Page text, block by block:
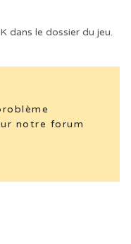
dans le dossier du jeu.
notre forum